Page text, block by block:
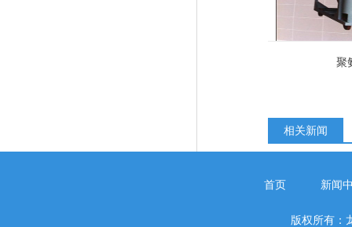
聚
相关新闻
首页 新闻
版权所有：